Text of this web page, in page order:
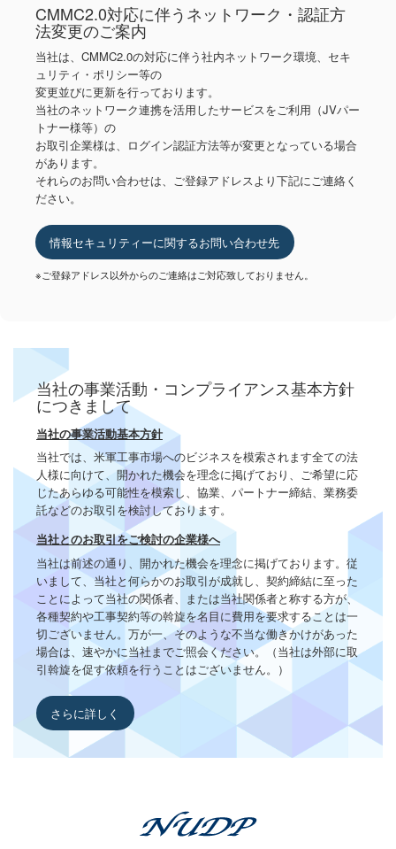
CMMC2.0対応に伴うネットワーク・認証方
法変更のご案内
当社は、CMMC2.0の対応に伴う社内ネットワーク環境、セキ
ュリティ・ポリシー等の
変更並びに更新を行っております。
当社のネットワーク連携を活用したサービスをご利用（JVパー
トナー様等）の
お取引企業様は、ログイン認証方法等が変更となっている場合
があります。
それらのお問い合わせは、ご登録アドレスより下記にご連絡く
ださい。
情報セキュリティーに関するお問い合わせ先
※ご登録アドレス以外からのご連絡はご対応致しておりません。
当社の事業活動・コンプライアンス基本方針
につきまして
当社の事業活動基本方針
当社では、米軍工事市場へのビジネスを模索されます全ての法
人様に向けて、開かれた機会を理念に掲げており、ご希望に応
じたあらゆる可能性を模索し、協業、パートナー締結、業務委
託などのお取引を検討しております。
当社とのお取引をご検討の企業様へ
当社は前述の通り、開かれた機会を理念に掲げております。従
いまして、当社と何らかのお取引が成就し、契約締結に至った
ことによって当社の関係者、または当社関係者と称する方が、
各種契約や工事契約等の斡旋を名目に費用を要求することは一
切ございません。万が一、そのような不当な働きかけがあった
場合は、速やかに当社までご照会ください。（当社は外部に取
引斡旋を促す依頼を行うことはございません。）
さらに詳しく